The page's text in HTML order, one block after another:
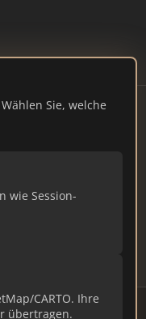
Sie, welche
wie Session-
CARTO. Ihre
übertragen.
Bremen